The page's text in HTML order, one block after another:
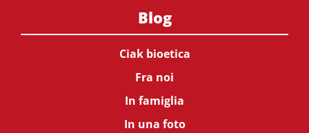
Blog
Ciak bioetica
Fra noi
In famiglia
In una foto